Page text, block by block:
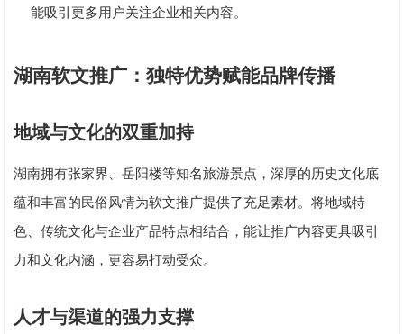
能吸引更多用户关注企业相关内容。
湖南软文推广：独特优势赋能品牌传播
地域与文化的双重加持
湖南拥有张家界、岳阳楼等知名旅游景点，深厚的历史文化底
蕴和丰富的民俗风情为软文推广提供了充足素材。将地域特
色、传统文化与企业产品特点相结合，能让推广内容更具吸引
力和文化内涵，更容易打动受众。
人才与渠道的强力支撑